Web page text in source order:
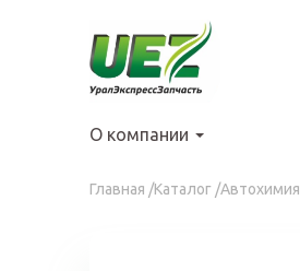
содержанию
О компании
Главная /Каталог /Автохимия